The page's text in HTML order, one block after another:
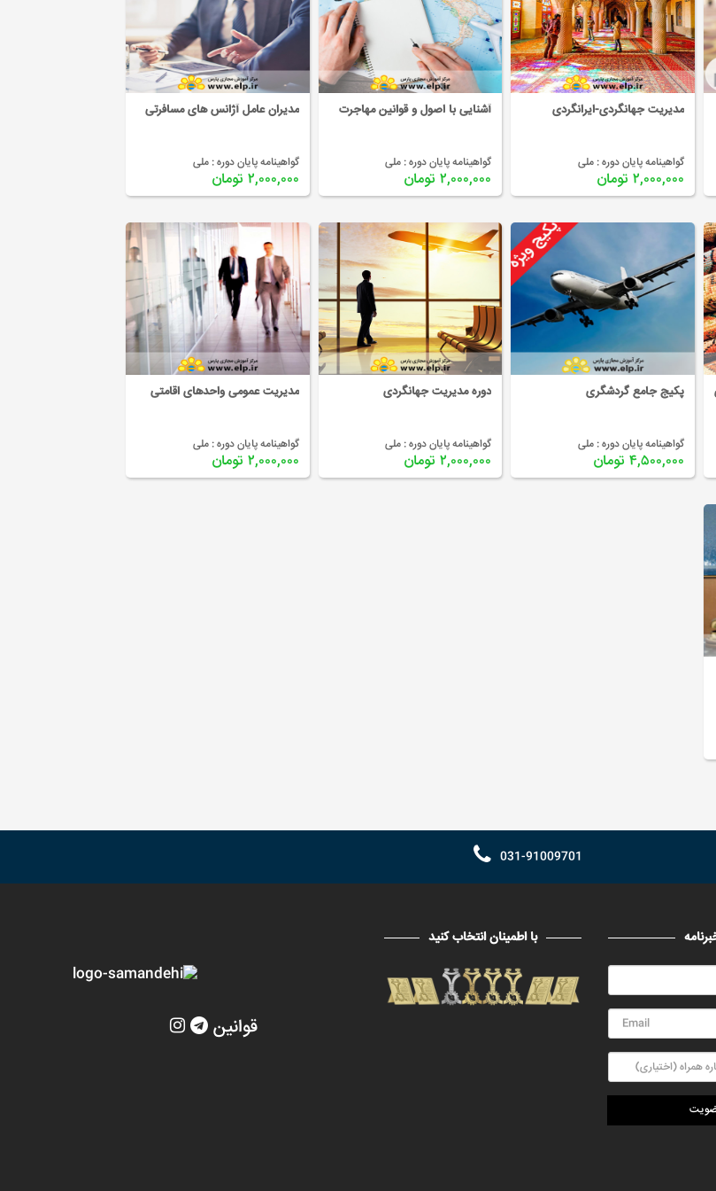
مدیریت جهانگردی-ایرانگردی
گواهینامه پایان دوره :ملی
۲,۰۰۰,۰۰۰ تومان
آشنایی با اصول و قوانین مهاجرت
گواهینامه پایان دوره : ملی
۲,۰۰۰,۰۰۰ تومان
مدیران عامل آژانس های مسافرتی
گواهینامه پایان دوره :ملی
۲,۰۰۰,۰۰۰ تومان
پکیج جامع گردشگری
گواهینامه پایان دوره :ملی
۴,۵۰۰,۰۰۰ تومان
دوره مدیریت جهانگردی
گواهینامه پایان دوره : ملی
۲,۰۰۰,۰۰۰ تومان
مدیریت عمومی واحدهای اقامتی
گواهینامه پایان دوره :ملی
۲,۰۰۰,۰۰۰ تومان
031-91009701
با اطمینان انتخاب کنید
قوانین